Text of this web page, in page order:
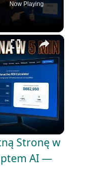
Now Playing
×
Stronę w
AI —